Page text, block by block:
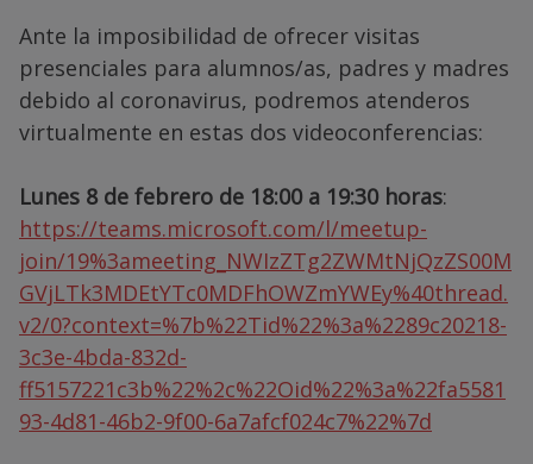
Ante la imposibilidad de ofrecer visitas
presenciales para alumnos/as, padres y madres
debido al coronavirus, podremos atenderos
virtualmente en estas dos videoconferencias:
Lunes 8 de febrero de 18:00 a 19:30 horas:
https://teams.microsoft.com/l/meetup-
join/19%3ameeting_NWIzZTg2ZWMtNjQzZS00M
GVjLTk3MDEtYTc0MDFhOWZmYWEy%40thread.
v2/0?context=%7b%22Tid%22%3a%2289c20218-
3c3e-4bda-832d-
ff5157221c3b%22%2c%22Oid%22%3a%22fa5581
93-4d81-46b2-9f00-6a7afcf024c7%22%7d